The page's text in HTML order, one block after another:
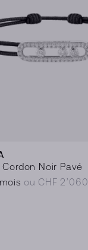
Cordon Noir Pavé
ou CHF 2’060